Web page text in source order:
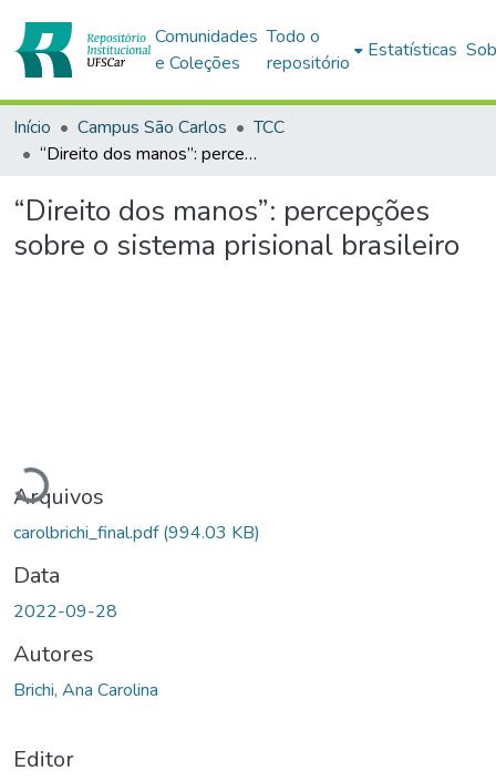
Comunidades
e Coleções
Todo o
repositório
Estatísticas
Início Campus São Carlos
TCC
“Direito dos manos”: percepções sobre o sistema prisional brasileiro
“Direito dos manos”: percepções
sobre o sistema prisional brasileiro
Carregando...
Arquivos
carolbrichi_final.pdf(994.03 KB)
Data
2022-09-28
Autores
Brichi, Ana Carolina
Editor